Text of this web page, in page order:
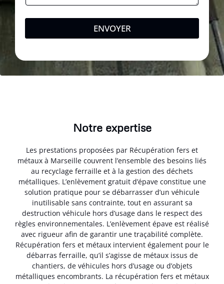
ENVOYER
Notre expertise
Les prestations proposées par Récupération fers et
métaux à Marseille couvrent l’ensemble des besoins liés
au recyclage ferraille et à la gestion des déchets
métalliques. L’enlèvement gratuit d’épave constitue une
solution pratique pour se débarrasser d’un véhicule
inutilisable sans contrainte, tout en assurant sa
destruction véhicule hors d’usage dans le respect des
règles environnementales. L’enlèvement épave est réalisé
avec rigueur afin de garantir une traçabilité complète.
Récupération fers et métaux intervient également pour le
débarras ferraille, qu’il s’agisse de métaux issus de
chantiers, de véhicules hors d’usage ou d’objets
métalliques encombrants. La récupération fers et métaux